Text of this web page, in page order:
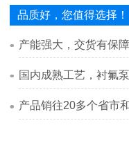
品质好，您值得选择！
产能强大，交货有保障
国内成熟工艺，衬氟
产品销往20多个省市